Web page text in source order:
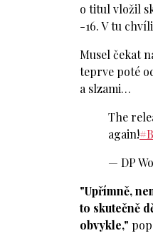
o titul vložil
-16. V tu
Musel čekat
teprve poté
a slzami…
The
again!
— DP
"Upřímně,
to skutečně
obvykle,"